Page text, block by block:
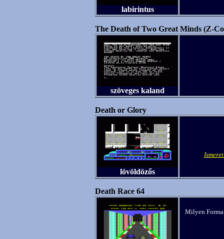
labirintus
The Death of Two Great Minds (Z-
szöveges kaland
Death or Glory
lövöldözős
Death Race 64
Milyen Forma